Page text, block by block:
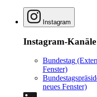
Instagram
Instagram-Kanäle
Bundestag
Fenster)
neues Fenster)